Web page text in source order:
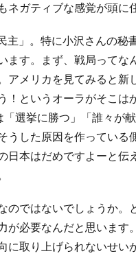
ガティブな感覚が頭に
主」。特に小沢さんの秘
ます。まず、戦局ってな
アメリカを見てみると新
！というオーラがそこは
「選挙に勝つ」「誰々が
うした原因を作っている
日本はだめですよーと伝
のではないでしょうか。
が必要なんだと思います
に取り上げられないせい